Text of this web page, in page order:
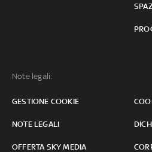
Note legali:
GESTIONE COOKIE
NOTE LEGALI
OFFERTA SKY MEDIA